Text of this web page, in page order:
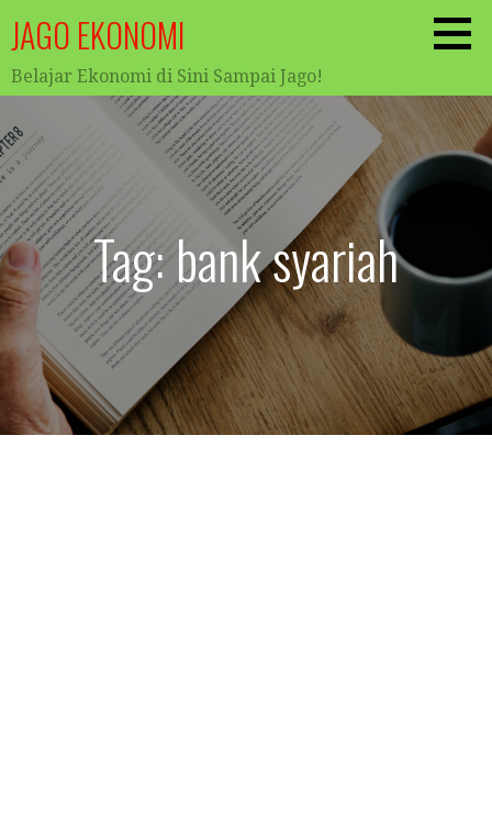
content
JAGO EKONOMI
Belajar Ekonomi di Sini Sampai Jago!
Tag: bank syariah